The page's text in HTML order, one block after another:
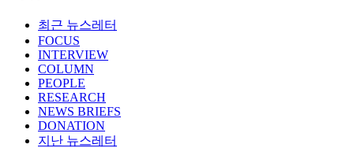
최근 뉴스레터
FOCUS
INTERVIEW
COLUMN
PEOPLE
RESEARCH
NEWS BRIEFS
DONATION
지난 뉴스레터